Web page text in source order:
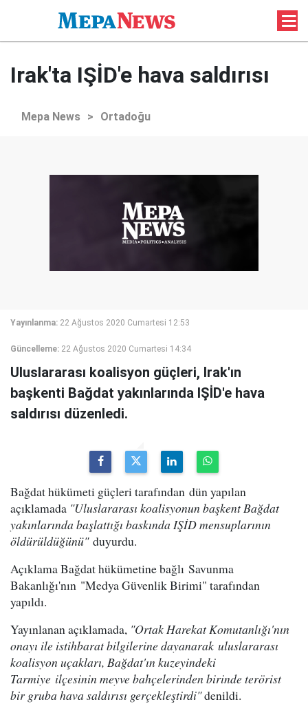
Irak'ta IŞİD'e hava saldırısı
Mepa News > Ortadoğu
Yayınlanma: 22 Ağustos 2020 Cumartesi 12:53
Güncelleme: 22 Ağustos 2020 Cumartesi 14:34
Uluslararası koalisyon güçleri, Irak'ın
başkenti Bağdat yakınlarında IŞİD'e hava
saldırısı düzenledi.
Bağdat hükümeti güçleri tarafından dün yapılan
açıklamada "Uluslararası koalisyonun başkent Bağdat
yakınlarında başlattığı baskında IŞİD mensuplarının
öldürüldüğünü"duyurdu.
Açıklama Bağdat hükümetine bağlı Savunma
Bakanlığı'nın "Medya Güvenlik Birimi" tarafından
yapıldı.
Yayınlanan açıklamada, "Ortak Harekat Komutanlığı'nın
onayı ile istihbarat bilgilerine dayanarak uluslararası
koalisyon uçakları, Bağdat'ın kuzeyindeki
Tarmiye ilçesinin meyve bahçelerinden birinde terörist
bir gruba hava saldırısı gerçekleştirdi"denildi.